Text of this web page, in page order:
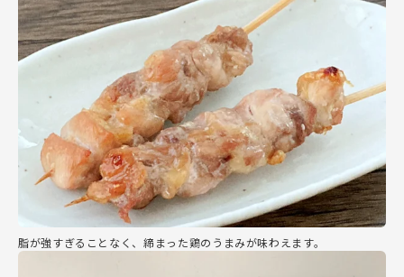
脂が強すぎることなく、締まった鶏のうまみが味わえます。